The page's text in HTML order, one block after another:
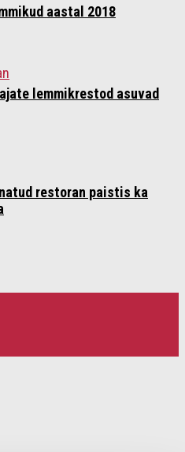
aastal 2018
lemmikrestod asuvad
restoran paistis ka